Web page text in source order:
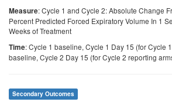
Measure: Cycle 1 and Cycle 2: Absolute Change
Percent Predicted Forced Expiratory Volume In 1
Weeks of Treatment
Time: Cycle 1 baseline, Cycle 1 Day 15 (for Cycle
baseline, Cycle 2 Day 15 (for Cycle 2 reporting
Secondary Outcomes